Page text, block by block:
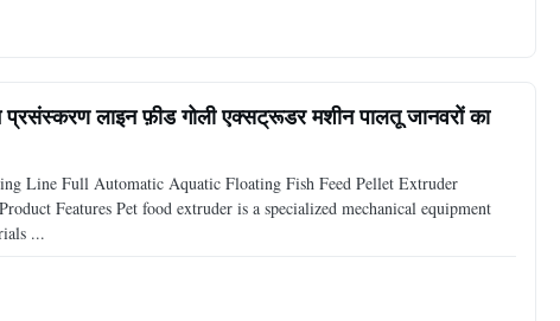
लाइन फ़ीड गोली एक्सट्रूडर मशीन पालतू जानवरों का
Line Full Automatic Aquatic Floating Fish Feed Pellet Extruder
Features Pet food extruder is a specialized mechanical equipment
...